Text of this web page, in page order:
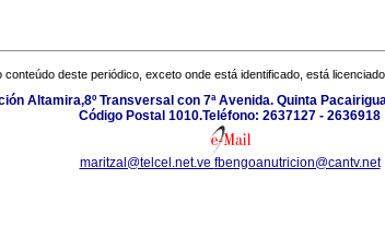
conteúdo deste periódico, exceto onde está identificado, está
Altamira,8º Transversal con 7ª Avenida. Quinta
Código Postal 1010.Teléfono: 2637127 - 2636918
maritzal@telcel.net.ve fbengoanutricion@cantv.net